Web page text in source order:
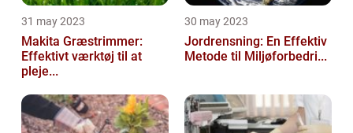
31 may 2023
Makita Græstrimmer:
Effektivt værktøj til at
pleje...
30 may 2023
Jordrensning: En Effektiv
Metode til Miljøforbedri...